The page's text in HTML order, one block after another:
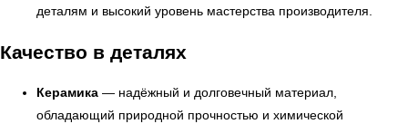
деталям и высокий уровень мастерства производителя.
Качество в деталях
Керамика — надёжный и долговечный материал,
обладающий природной прочностью и химической